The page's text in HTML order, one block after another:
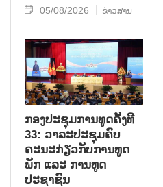
05/08/2026 ຂ່າວສານ
ກອງປະຊຸມການທູດຄັ້ງທີ
33: ວາລະປະຊຸມຄົບ
ຄະນະກ່ຽວກັບການທູດ
ພັກ ແລະ ການທູດ
ປະຊາຊົນ